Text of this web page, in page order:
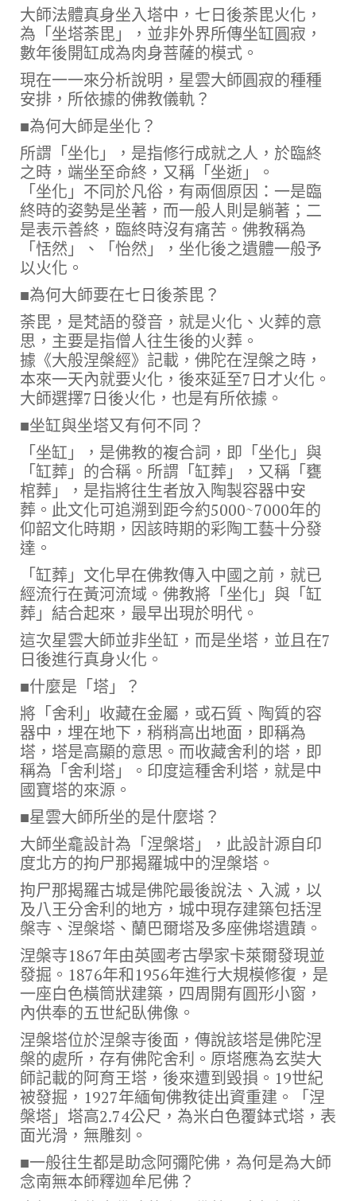
大師法體真身坐入塔中，七日後荼毘火化，
為「坐塔荼毘」，並非外界所傳坐缸圓寂，
數年後開缸成為肉身菩薩的模式。
現在一一來分析說明，星雲大師圓寂的種種
安排，所依據的佛教儀軌？
■為何大師是坐化？
所謂「坐化」，是指修行成就之人，於臨終
之時，端坐至命終，又稱「坐逝」。
「坐化」不同於凡俗，有兩個原因：一是臨
終時的姿勢是坐著，而一般人則是躺著；二
是表示善終，臨終時沒有痛苦。佛教稱為
「恬然」、「怡然」，坐化後之遺體一般予
以火化。
■為何大師要在七日後荼毘？
荼毘，是梵語的發音，就是火化、火葬的意
思，主要是指僧人往生後的火葬。
據《大般涅槃經》記載，佛陀在涅槃之時，
本來一天內就要火化，後來延至7日才火化。
大師選擇7日後火化，也是有所依據。
■坐缸與坐塔又有何不同？
「坐缸」，是佛教的複合詞，即「坐化」與
「缸葬」的合稱。所謂「缸葬」，又稱「甕
棺葬」，是指將往生者放入陶製容器中安
葬。此文化可追溯到距今約5000~7000年的
仰韶文化時期，因該時期的彩陶工藝十分發
達。
「缸葬」文化早在佛教傳入中國之前，就已
經流行在黃河流域。佛教將「坐化」與「缸
葬」結合起來，最早出現於明代。
這次星雲大師並非坐缸，而是坐塔，並且在7
日後進行真身火化。
■什麼是「塔」？
將「舍利」收藏在金屬，或石質、陶質的容
器中，埋在地下，稍稍高出地面，即稱為
塔，塔是高顯的意思。而收藏舍利的塔，即
稱為「舍利塔」。印度這種舍利塔，就是中
國寶塔的來源。
■星雲大師所坐的是什麼塔？
大師坐龕設計為「涅槃塔」，此設計源自印
度北方的拘尸那揭羅城中的涅槃塔。
拘尸那揭羅古城是佛陀最後說法、入滅，以
及八王分舍利的地方，城中現存建築包括涅
槃寺、涅槃塔、蘭巴爾塔及多座佛塔遺蹟。
涅槃寺1867年由英國考古學家卡萊爾發現並
發掘。1876年和1956年進行大規模修復，是
一座白色橫筒狀建築，四周開有圓形小窗，
內供奉的五世紀臥佛像。
涅槃塔位於涅槃寺後面，傳說該塔是佛陀涅
槃的處所，存有佛陀舍利。原塔應為玄奘大
師記載的阿育王塔，後來遭到毀損。19世紀
被發掘，1927年緬甸佛教徒出資重建。「涅
槃塔」塔高2.74公尺，為米白色覆鉢式塔，表
面光滑，無雕刻。
■一般往生都是助念阿彌陀佛，為何是為大師
念南無本師釋迦牟尼佛？